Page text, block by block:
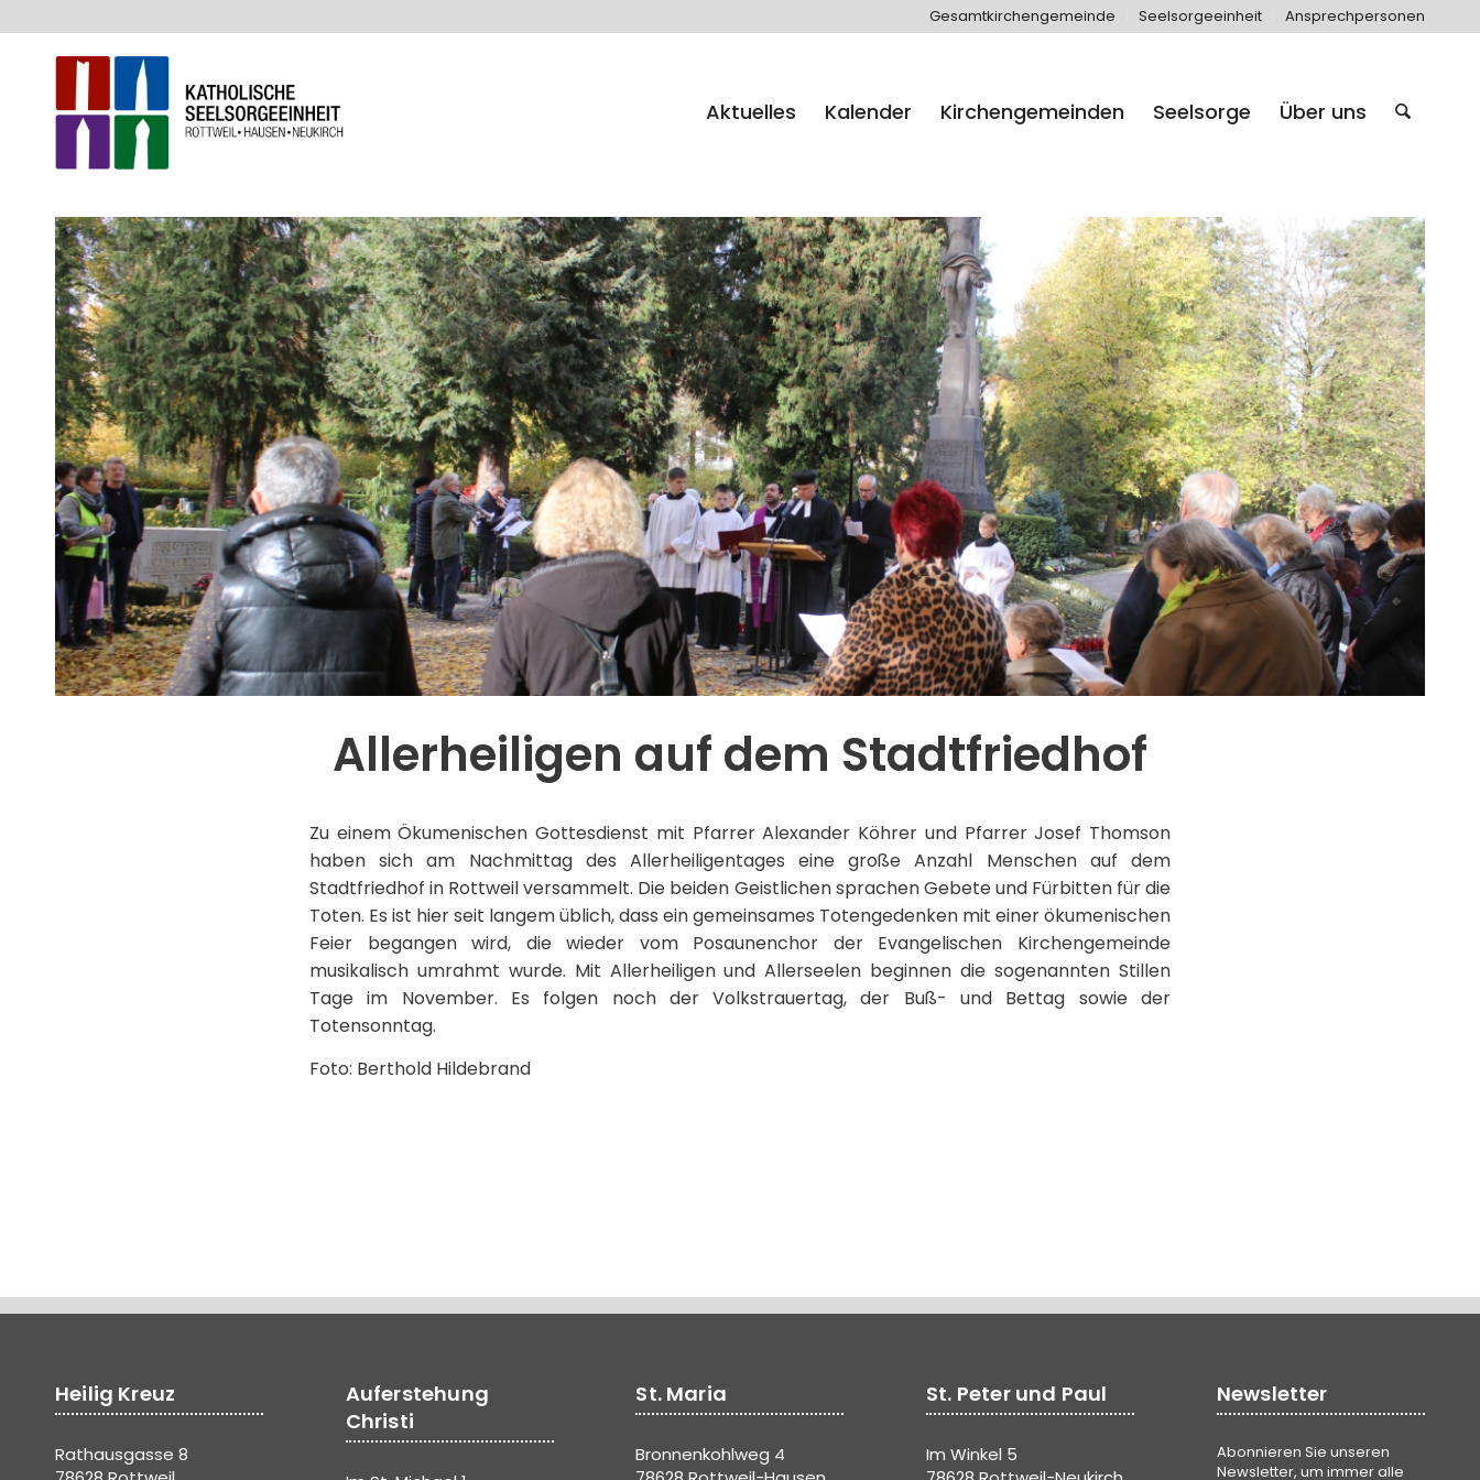
Gesamtkirchengemeinde Seelsorgeeinheit Ansprechpersonen
Aktuelles Kalender Kirchengemeinden Seelsorge Über uns
Allerheiligen auf dem Stadtfriedhof
Zu einem Ökumenischen Gottesdienst mit Pfarrer Alexander Köhrer und Pfarrer Josef Thomson
haben sich am Nachmittag des Allerheiligentages eine große Anzahl Menschen auf dem
Stadtfriedhof in Rottweil versammelt. Die beiden Geistlichen sprachen Gebete und Fürbitten für die
Toten. Es ist hier seit langem üblich, dass ein gemeinsames Totengedenken mit einer ökumenischen
Feier begangen wird, die wieder vom Posaunenchor der Evangelischen Kirchengemeinde
musikalisch umrahmt wurde. Mit Allerheiligen und Allerseelen beginnen die sogenannten Stillen
Tage im November. Es folgen noch der Volkstrauertag, der Buß- und Bettag sowie der
Totensonntag.
Foto: Berthold Hildebrand
Heilig Kreuz
Rathausgasse 8
Auferstehung
Christi
St. Maria
Bronnenkohlweg 4
St. Peter und Paul
Im Winkel 5
Newsletter
Abonnieren Sie unseren
Newsletter, um immer alle